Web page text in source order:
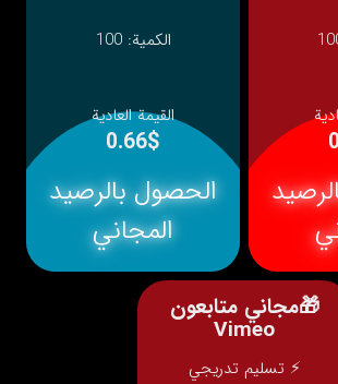
الكمية:100
القيمة العادية
0.66$
الحصول بالرصيد
المجاني
🎁مجاني متابعون
Vimeo
⚡ تسليم تدريجي